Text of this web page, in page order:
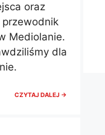
oraz
Mediolanie.
dla
CZYTAJ DALEJ →